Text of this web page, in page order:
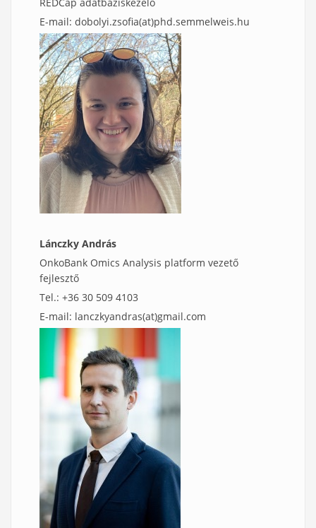
E-mail: dobolyi.zsofia(at)phd.semmelweis.hu
Lánczky András
OnkoBank Omics Analysis platform vezető
fejlesztő
Tel.: +36 30 509 4103
E-mail: lanczkyandras(at)gmail.com